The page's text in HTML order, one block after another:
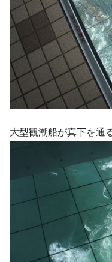
大型観潮船が真下を通